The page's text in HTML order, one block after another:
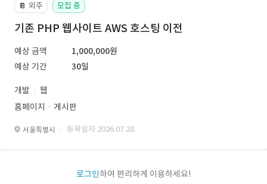
📔 외주 모집 중
기존 PHP 웹사이트 AWS 호스팅 이전
예상 금액
1,000,000원
예상 기간
30일
개발
웹
홈페이지ㆍ게시판
서울특별시 · 등록일자 2026.07.28.
로그인하여 편리하게 이용하세요!